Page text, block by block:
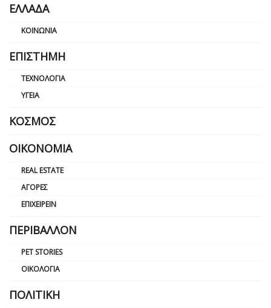
ΕΛΛΆΔΑ
ΚΟΙΝΩΝΊΑ
ΕΠΙΣΤΉΜΗ
ΤΕΧΝΟΛΟΓΊΑ
ΥΓΕΊΑ
ΚΌΣΜΟΣ
ΟΙΚΟΝΟΜΊΑ
REAL ESTATE
ΑΓΟΡΈΣ
ΕΠΙΧΕΙΡΕΊΝ
ΠΕΡΙΒΆΛΛΟΝ
PET STORIES
ΟΙΚΟΛΟΓΊΑ
ΠΟΛΙΤΙΚΉ